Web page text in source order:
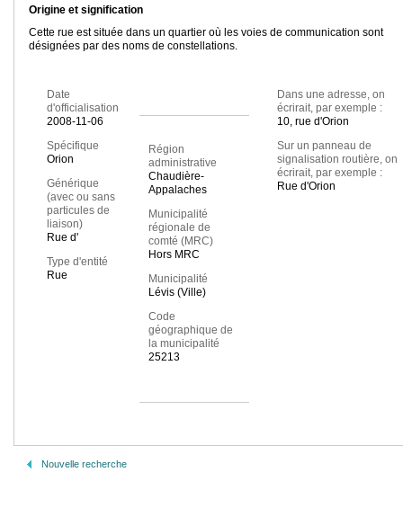
Origine et signification
Cette rue est située dans un quartier où les voies de communication sont
désignées par des noms de constellations.
Date
d'officialisation
2008-11-06
Spécifique
Orion
Générique
(avec ou sans
particules de
liaison)
Rue d'
Type d'entité
Rue
Région
administrative
Chaudière-
Appalaches
Municipalité
régionale de
comté (MRC)
Hors MRC
Municipalité
Lévis (Ville)
Code
géographique de
la municipalité
25213
Dans une adresse, on
écrirait, par exemple :
10, rue d'Orion
Sur un panneau de
signalisation routière, on
écrirait, par exemple :
Rue d'Orion
Nouvelle recherche